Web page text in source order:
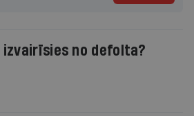
no defolta?